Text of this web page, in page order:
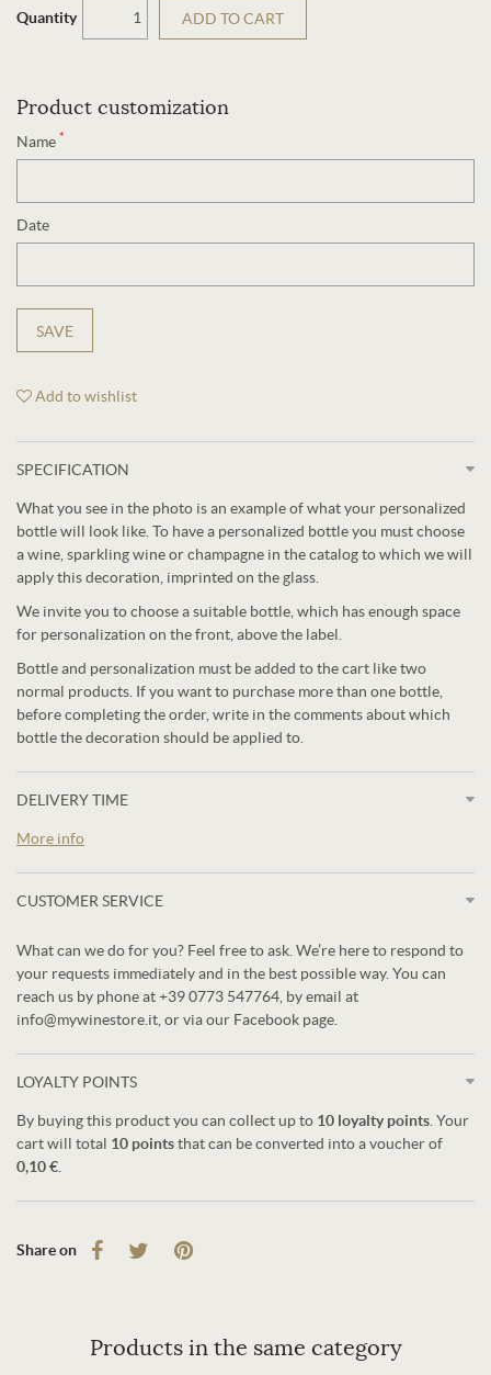
Quantity ADD TO CART
Product customization
Name *
Date
SAVE
Add to wishlist
SPECIFICATION
What you see in the photo is an example of what your personalized
bottle will look like. To have a personalized bottle you must choose
a wine, sparkling wine or champagne in the catalog to which we will
apply this decoration, imprinted on the glass.
We invite you to choose a suitable bottle, which has enough space
for personalization on the front, above the label.
Bottle and personalization must be added to the cart like two
normal products. If you want to purchase more than one bottle,
before completing the order, write in the comments about which
bottle the decoration should be applied to.
DELIVERY TIME
More info
CUSTOMER SERVICE
What can we do for you? Feel free to ask. We’re here to respond to
your requests immediately and in the best possible way. You can
reach us by phone at +39 0773 547764, by email at
info@mywinestore.it, or via our Facebook page.
LOYALTY POINTS
By buying this product you can collect up to 10 loyalty points . Your
cart will total 10 pointsthat can be converted into a voucher of
0,10 €
Share on
Products in the same category